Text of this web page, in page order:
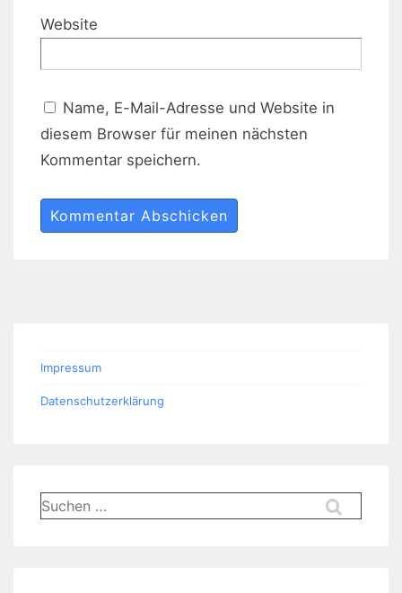
Website
Name, E-Mail-Adresse und Website in
diesem Browser für meinen nächsten
Kommentar speichern.
Impressum
Datenschutzerklärung
Suchen
nach: